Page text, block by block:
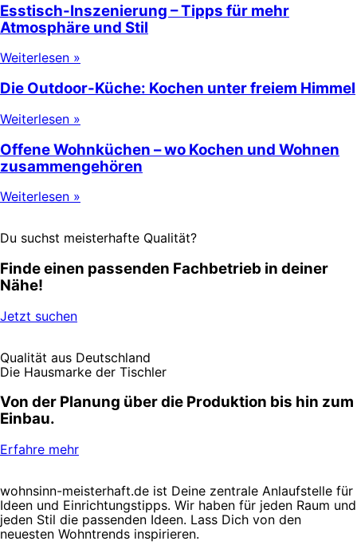
Esstisch-Inszenierung – Tipps für mehr
Atmosphäre und Stil
Weiterlesen »
Die Outdoor-Küche: Kochen unter freiem Himmel
Weiterlesen »
Offene Wohnküchen – wo Kochen und Wohnen
zusammengehören
Weiterlesen »
Du suchst meisterhafte Qualität?
Finde einen passenden Fachbetrieb in deiner
Nähe!
Jetzt suchen
Qualität aus Deutschland
Die Hausmarke der Tischler
Von der Planung über die Produktion bis hin zum
Einbau.
Erfahre mehr
wohnsinn-meisterhaft.de ist Deine zentrale Anlaufstelle für
Ideen und Einrichtungstipps. Wir haben für jeden Raum und
jeden Stil die passenden Ideen. Lass Dich von den
neuesten Wohntrends inspirieren.